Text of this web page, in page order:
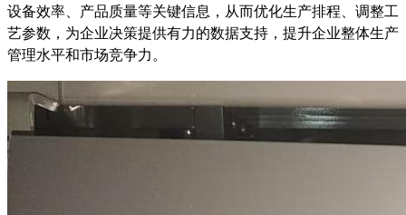
设备效率、产品质量等关键信息，从而优化生产排程、调整工
艺参数，为企业决策提供有力的数据支持，提升企业整体生产
管理水平和市场竞争力。